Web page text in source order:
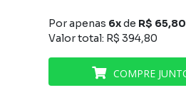
Por apenas 6xde R$ 65,80
Valor total: R$ 394,80